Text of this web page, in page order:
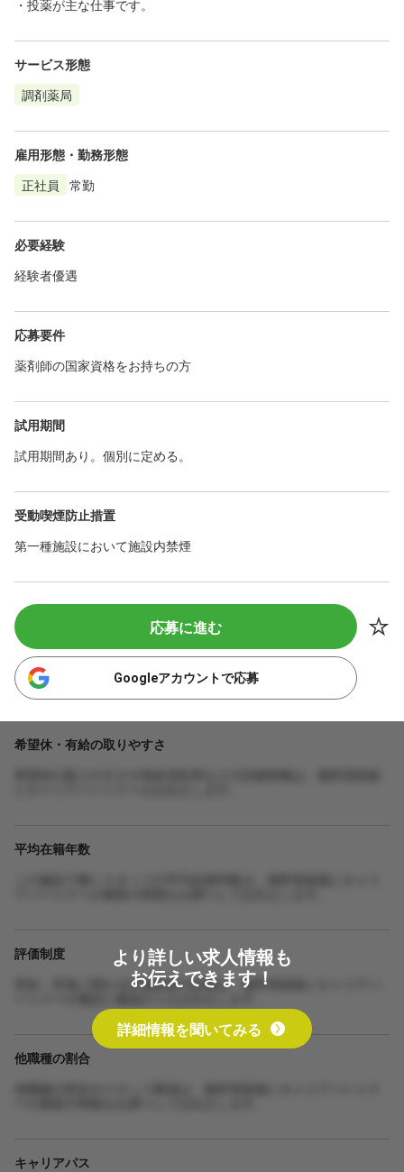
・投薬が主な仕事です。
サービス形態
調剤薬局
雇用形態・勤務形態
正社員
常勤
必要経験
経験者優遇
応募要件
薬剤師の国家資格をお持ちの方
試用期間
試用期間あり。個別に定める。
受動喫煙防止措置
第一種施設において施設内禁煙
応募に進む
Googleアカウントで応募
希望休・有給の取りやすさ
平均在籍年数
評価制度
昇給・昇進に関わる評価制度の詳細は、無料登録後にキャリアパ
他職種の割合
キャリアパス
より詳しい求人情報も
お伝えできます！
詳細情報を聞いてみる